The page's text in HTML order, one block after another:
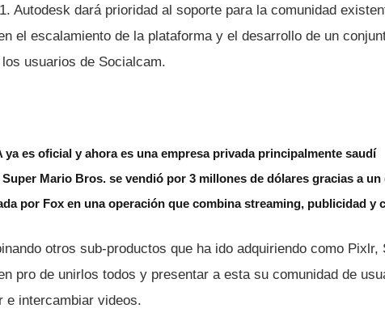
Autodesk dará prioridad al soporte para la comunidad
el escalamiento de la plataforma y el desarrollo de un
usuarios de Socialcam.
ya es oficial y ahora es una empresa privada principalmente saudí
Mario Bros. se vendió por 3 millones de dólares gracias a un
por Fox en una operación que combina streaming, publicidad y
otros sub-productos que ha ido adquiriendo como Pixlr,
pro de unirlos todos y presentar a esta su comunidad de
e intercambiar videos.